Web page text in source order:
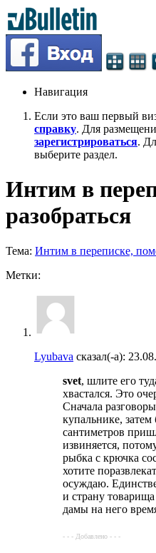
Навигация
Если это ваш первый
справку. Для
зарегистрироваться.
выберите раздел.
Интим в
разобраться
Тема: Интим в переписке,
Метки:
Lyubava сказал(-а):
svet, шлите его
хвастался. Это
Сначала
купальнике,
сантиметров
извиняется,
рыбка с крючка
хотите
осуждаю.
и страну
дамы на него
- - - Добавлено - - -